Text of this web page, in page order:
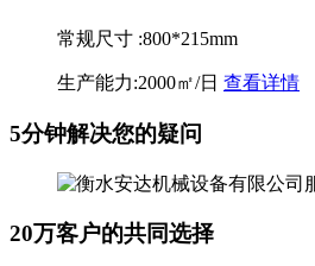
常规尺寸 :800*215mm
生产能力:2000㎡/日 查看详情
5分钟解决您的疑问
20万客户的共同选择